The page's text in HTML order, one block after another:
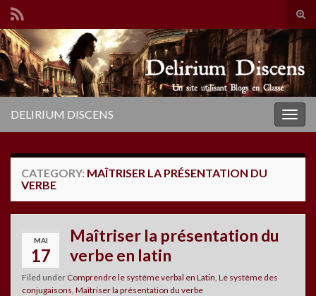
Search for:
DELIRIUM DISCENS
CATEGORY: MAÎTRISER LA PRÉSENTATION DU
VERBE
MAI
17
Maîtriser la présentation du
verbe en latin
Filed under Comprendre le système verbal en Latin Le système des
conjugaisons Maîtriser la présentation du verbe